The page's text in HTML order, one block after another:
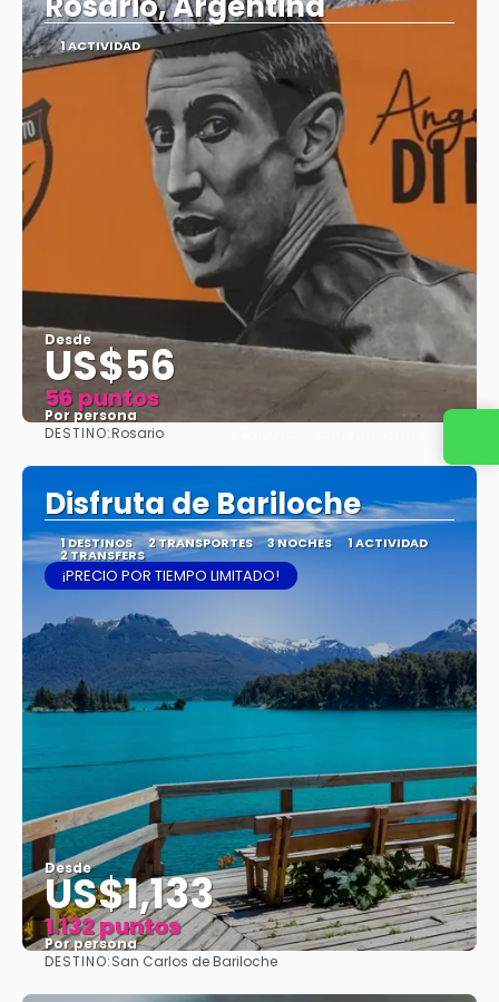
1 ACTIVIDAD
Desde
US$56
56 puntos
Por persona
DESTINO:Rosario
Disfruta de Bariloche
1 DESTINOS 2 TRANSPORTES 3 NOCHES 1 ACTIVIDAD
2 TRANSFERS
¡PRECIO POR TIEMPO LIMITADO!
Desde
US$1,133
1.132 puntos
Por persona
Ver
DESTINO:San Carlos de Bariloche